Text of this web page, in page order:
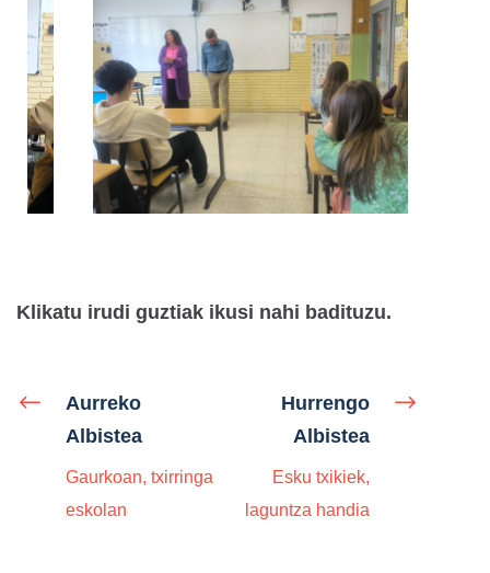
Klikatu irudi guztiak ikusi nahi badituzu.
Aurreko
Albistea
Gaurkoan, txirringa
eskolan
Hurrengo
Albistea
Esku txikiek,
laguntza handia